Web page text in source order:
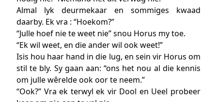
Almal lyk deurmekaar en sommiges kwaad
daarby. Ek vra : “Hoekom?”
“Julle hoef nie te weet nie” snou Horus my toe.
“Ek wil weet, en die ander wil ook weet!”
Isis hou haar hand in die lug, en sein vir Horus om
stil te bly. Sy gaan aan: “ons het nou al die kennis
om julle wêrelde ook oor te neem.”
“Ook?” Vra ek terwyl ek vir Dool en Ueel probeer